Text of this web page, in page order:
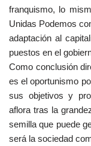
franquismo, lo
Unidas Podemos
adaptación al
puestos en el
Como conclusión
es el oportunismo
sus objetivos y
aflora tras la
semilla que puede
será la sociedad